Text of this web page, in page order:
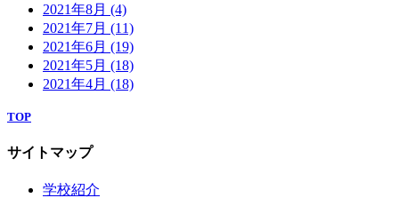
2021年8月 (4)
2021年7月 (11)
2021年6月 (19)
2021年5月 (18)
2021年4月 (18)
TOP
サイトマップ
学校紹介